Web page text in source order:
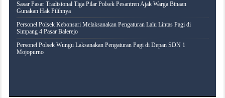
Sasar Pasar Tradisional Tiga Pilar Polsek Pesantren Ajak Warga Binaan
Gunakan Hak Pilihnya
Personel Polsek Kebonsari Melaksanakan Pengaturan Lalu Lintas Pagi di
Simpang 4 Pasar Balerejo
Personel Polsek Wungu Laksanakan Pengaturan Pagi di Depan SDN 1
Mojopurno